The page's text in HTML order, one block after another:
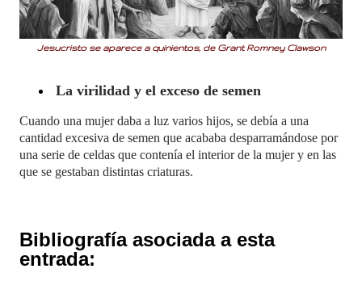
Jesucristo se aparece a quinientos, de Grant Romney Clawson
La virilidad y el exceso de semen
Cuando una mujer daba a luz varios hijos, se debía a una
cantidad excesiva de semen que acababa desparramándose por
una serie de celdas que contenía el interior de la mujer y en las
que se gestaban distintas criaturas.
Bibliografía asociada a esta
entrada: